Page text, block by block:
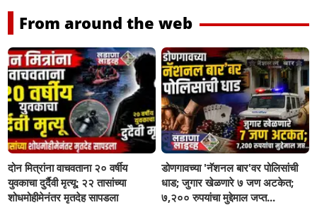
From around the web
दोन मित्रांना वाचवताना २० वर्षीय
युवकाचा दुर्दैवी मृत्यू; २२ तासांच्या
शोधमोहीमेनंतर मृतदेह सापडला
डोणगावच्या 'नॅशनल बार'वर पोलिसांची
धाड; जुगार खेळणारे ७ जण अटकेत;
७,२०० रुपयांचा मुद्देमाल जप्त...